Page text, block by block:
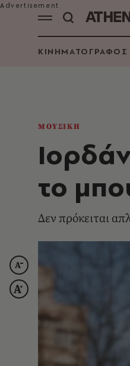
ΚΙΝΗΜΑΤΟΓΡΑΦΟΣ
ΜΟΥΣΙΚΗ
το
Δεν πρόκειται